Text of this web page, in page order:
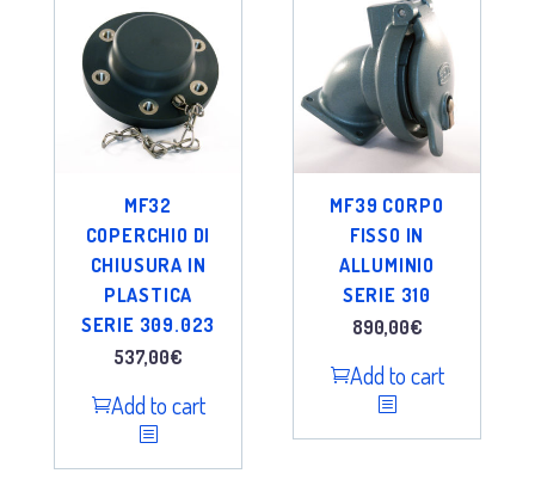
MF32
COPERCHIO DI
CHIUSURA IN
PLASTICA
SERIE 309.023
537,00€
Add to cart
MF39 CORPO
FISSO IN
ALLUMINIO
SERIE 310
890,00€
Add to cart